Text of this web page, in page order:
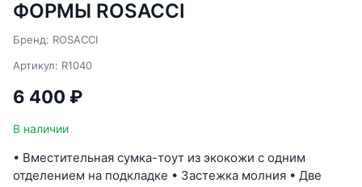
ФОРМЫ ROSACCI
Бренд: ROSACCI
Артикул: R1040
6 400 ₽
В наличии
• Вместительная сумка-тоут из экокожи с одним
отделением на подкладке • Застежка молния • Две